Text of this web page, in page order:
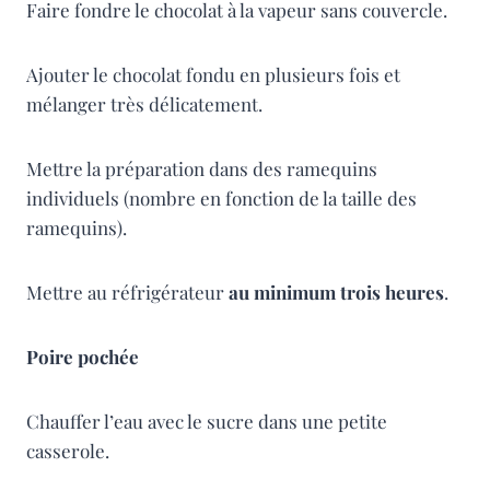
Faire fondre le chocolat à la vapeur sans couvercle.
Ajouter le chocolat fondu en plusieurs fois et
mélanger très délicatement.
Mettre la préparation dans des ramequins
individuels (nombre en fonction de la taille des
ramequins).
Mettre au réfrigérateurau minimum trois heures.
Poire pochée
Chauffer l’eau avec le sucre dans une petite
casserole.